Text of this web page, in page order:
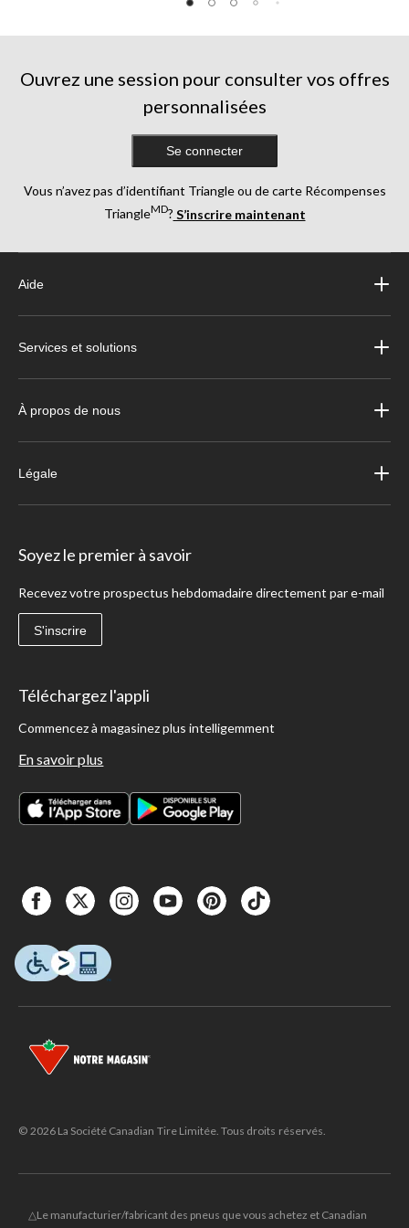
Ouvrez une session pour consulter vos offres
personnalisées
Se connecter
Vous n’avez pas d’identifiant Triangle ou de carte Récompenses
TriangleMD? S’inscrire maintenant
Aide
Services et solutions
À propos de nous
Légale
Soyez le premier à savoir
Recevez votre prospectus hebdomadaire directement par e-mail
S'inscrire
Téléchargez l'appli
Commencez à magasinez plus intelligemment
En savoir plus
© 2026 La Société Canadian Tire Limitée. Tous droits réservés.
△Le manufacturier/fabricant des pneus que vous achetez et Canadian